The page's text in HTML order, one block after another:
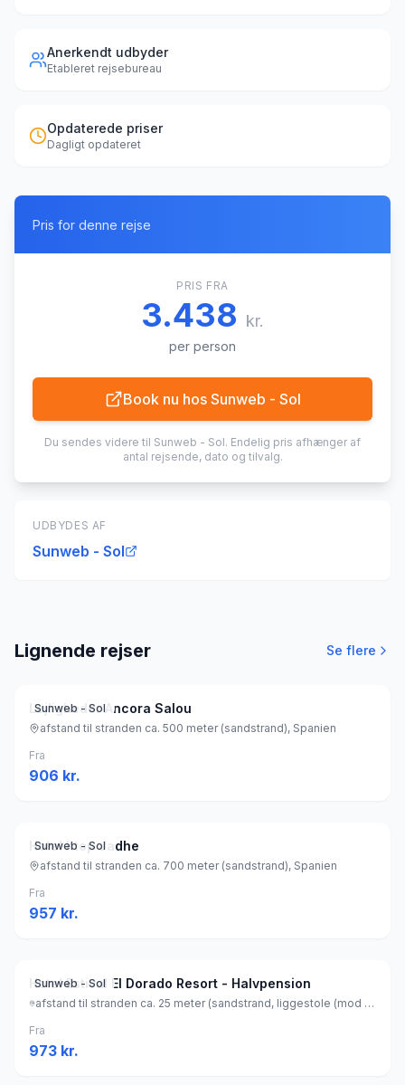
Anerkendt udbyder
Etableret rejsebureau
Opdaterede priser
Dagligt opdateret
Pris for denne rejse
PRIS FRA
3.438 kr.
per person
Book nu hos Sunweb - Sol
Du sendes videre til Sunweb - Sol. Endelig pris afhænger af
antal rejsende, dato og tilvalg.
UDBYDES AF
Sunweb - Sol
Lignende rejser Se flere
Sunweb - Sol
Lejligheder Ancora Salou
afstand til stranden ca. 500 meter (sandstrand), Spanien
Fra
906 kr.
Sunweb - Sol
Hotel htop Jadhe
afstand til stranden ca. 700 meter (sandstrand), Spanien
Fra
957 kr.
Sunweb - Sol
Hotel Estival El Dorado Resort - Halvpension
afstand til stranden ca. 25 meter (sandstrand, liggestole (mod betaling) , parasol (mod betaling) ), Spanien
Fra
973 kr.